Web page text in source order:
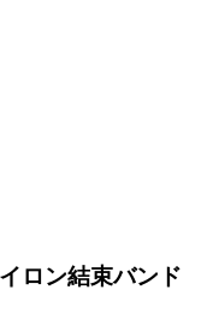
ロン結束バンド